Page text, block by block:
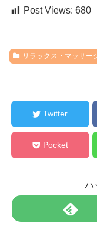
Post Views: 680
リラックス・マッサー
Twitter
Pocket
ハ